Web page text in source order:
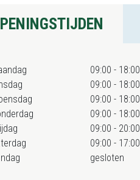
09:00 - 18:00
09:00 - 18:00
09:00 - 18:00
09:00 - 18:00
09:00 - 20:00
09:00 - 17:00
gesloten